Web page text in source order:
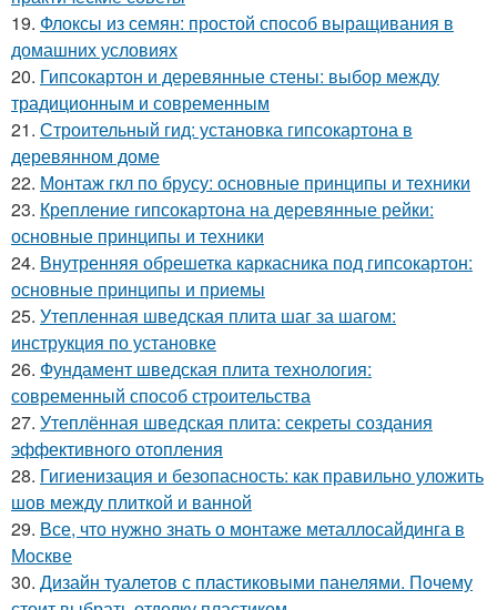
19. Флоксы из семян: простой способ выращивания в
домашних условиях
20. Гипсокартон и деревянные стены: выбор между
традиционным и современным
21. Строительный гид: установка гипсокартона в
деревянном доме
22. Монтаж гкл по брусу: основные принципы и техники
23. Крепление гипсокартона на деревянные рейки:
основные принципы и техники
24. Внутренняя обрешетка каркасника под гипсокартон:
основные принципы и приемы
25. Утепленная шведская плита шаг за шагом:
инструкция по установке
26. Фундамент шведская плита технология:
современный способ строительства
27. Утеплённая шведская плита: секреты создания
эффективного отопления
28. Гигиенизация и безопасность: как правильно уложить
шов между плиткой и ванной
29. Все, что нужно знать о монтаже металлосайдинга в
Москве
30. Дизайн туалетов с пластиковыми панелями. Почему